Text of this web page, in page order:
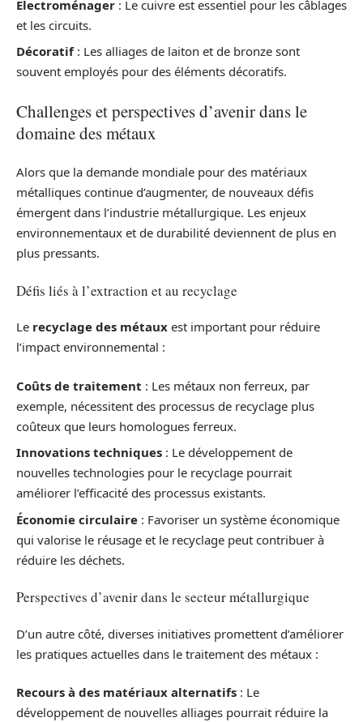
Électroménager : Le cuivre est essentiel pour les câblages
et les circuits.
Décoratif: Les alliages de laiton et de bronze sont
souvent employés pour des éléments décoratifs.
Challenges et perspectives d’avenir dans le
domaine des métaux
Alors que la demande mondiale pour des matériaux
métalliques continue d’augmenter, de nouveaux défis
émergent dans l’industrie métallurgique. Les enjeux
environnementaux et de durabilité deviennent de plus en
plus pressants.
Défis liés à l’extraction et au recyclage
Le recyclage des métaux est important pour réduire
l’impact environnemental :
Coûts de traitement : Les métaux non ferreux, par
exemple, nécessitent des processus de recyclage plus
coûteux que leurs homologues ferreux.
Innovations techniques : Le développement de
nouvelles technologies pour le recyclage pourrait
améliorer l’efficacité des processus existants.
Économie circulaire : Favoriser un système économique
qui valorise le réusage et le recyclage peut contribuer à
réduire les déchets.
Perspectives d’avenir dans le secteur métallurgique
D’un autre côté, diverses initiatives promettent d’améliorer
les pratiques actuelles dans le traitement des métaux :
Recours à des matériaux alternatifs : Le
développement de nouvelles alliages pourrait réduire la